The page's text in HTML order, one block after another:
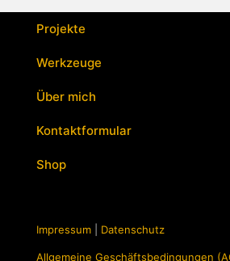
Projekte
Werkzeuge
Über mich
Kontaktformular
Shop
Impressum Datenschutz
Allgemeine Geschäftsbedingungen